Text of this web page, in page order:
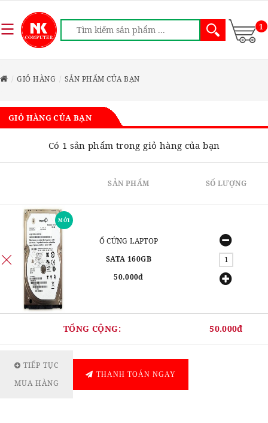
1
GIỎ HÀNG SẢN PHẨM CỦA BẠN
GIỎ HÀNG CỦA BẠN
Có 1 sản phẩm trong giỏ hàng của bạn
SẢN PHẨM SỐ LƯỢNG
MỚI
Ổ CỨNG LAPTOP
SATA 160GB
50.000đ
TỔNG CỘNG: 50.000đ
TIẾP TỤC
MUA HÀNG
THANH TOÁN NGAY